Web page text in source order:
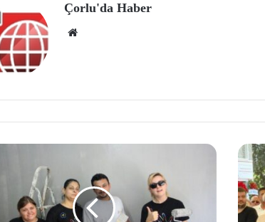
Çorlu'da Haber